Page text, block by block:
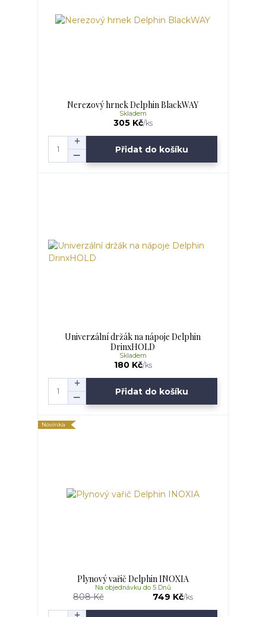
Nerezový hrnek Delphin BlackWAY
305 Kč/ks
Skladem
Přidat do košíku
Univerzální držák na nápoje Delphin
DrinxHOLD
180 Kč/ks
Skladem
Přidat do košíku
Novinka
Plynový vařič Delphin INOXIA
808 Kč 749 Kč/ks
Na objednávku do 5 Dnů